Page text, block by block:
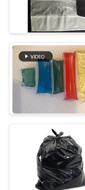
पीवीए
टेप
फिल्म